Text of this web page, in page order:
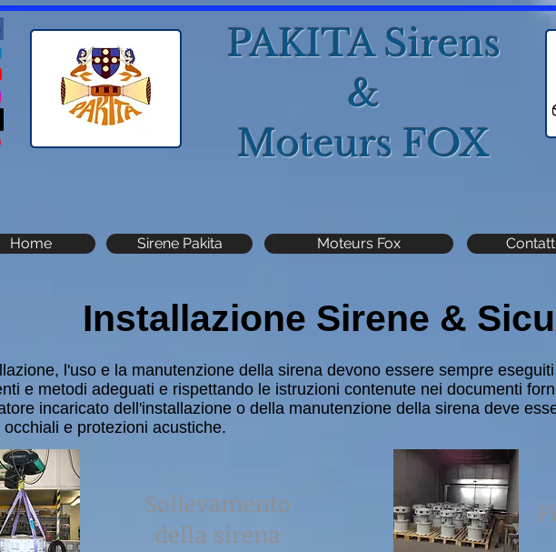
PAKITA Sirens
&
Moteurs FOX
Home Sirene Pakita Moteurs Fox
Installazione Sirene &
l'uso e la manutenzione della sirena devono essere sempre
e metodi adeguati e rispettando le istruzioni contenute nei documenti
incaricato dell'installazione o della manutenzione della sirena deve
occhiali e protezioni acustiche.
Sollevamento
della sirena